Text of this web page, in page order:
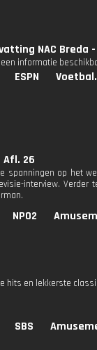
NAC
informatie
ESPN
Afl. 26
spanningen op het
interview. Verder
NPO2
hits en lekkerste
SBS